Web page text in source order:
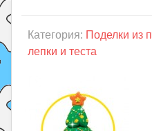
Категория: Поделки из
лепки и теста